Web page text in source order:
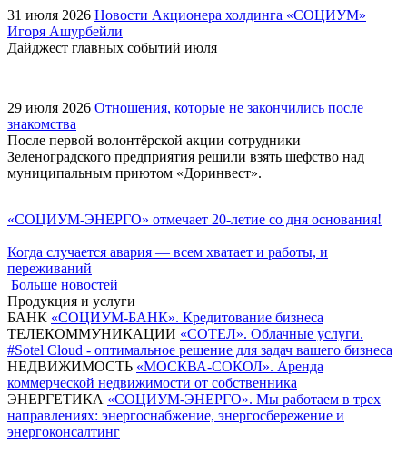
31 июля 2026 Новости Акционера холдинга «СОЦИУМ»
Игоря Ашурбейли
Дайджест главных событий июля
29 июля 2026 Отношения, которые не закончились после
знакомства
После первой волонтёрской акции сотрудники
Зеленоградского предприятия решили взять шефство над
муниципальным приютом «Доринвест».
«СОЦИУМ-ЭНЕРГО» отмечает 20-летие со дня основания!
Когда случается авария — всем хватает и работы, и
переживаний
Больше новостей
Продукция и услуги
БАНК «СОЦИУМ-БАНК». Кредитование бизнеса
ТЕЛЕКОММУНИКАЦИИ «СОТЕЛ». Облачные услуги.
#Sotel Cloud - оптимальное решение для задач вашего бизнеса
НЕДВИЖИМОСТЬ «МОСКВА-СОКОЛ». Аренда
коммерческой недвижимости от собственника
ЭНЕРГЕТИКА «СОЦИУМ-ЭНЕРГО». Мы работаем в трех
направлениях: энергоснабжение, энергосбережение и
энергоконсалтинг